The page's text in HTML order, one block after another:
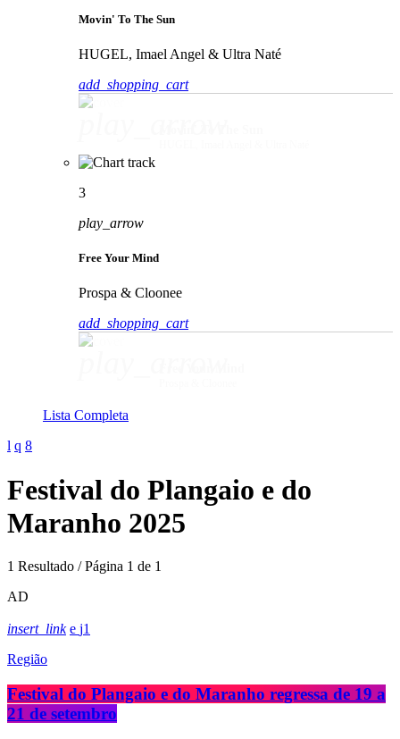
Movin' To The Sun
HUGEL, Imael Angel & Ultra Naté
add_shopping_cart
3
play_arrow
Free Your Mind
Prospa & Cloonee
add_shopping_cart
Lista Completa
Festival do Plangaio e do
Maranho 2025
1 Resultado / Página 1 de 1
AD
insert_link
1
Região
Festival do Plangaio e do Maranho regressa de 19 a
21 de setembro